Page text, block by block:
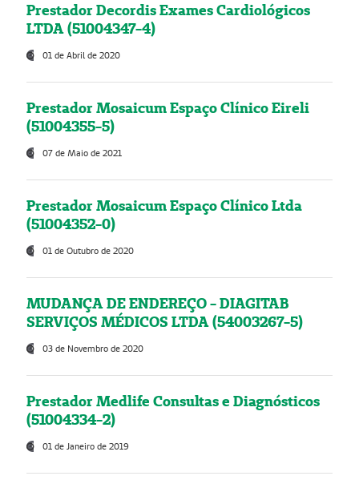
Prestador Decordis Exames Cardiológicos
LTDA (51004347-4)
01 de Abril de 2020
Prestador Mosaicum Espaço Clínico Eireli
(51004355-5)
07 de Maio de 2021
Prestador Mosaicum Espaço Clínico Ltda
(51004352-0)
01 de Outubro de 2020
MUDANÇA DE ENDEREÇO - DIAGITAB
SERVIÇOS MÉDICOS LTDA (54003267-5)
03 de Novembro de 2020
Prestador Medlife Consultas e Diagnósticos
(51004334-2)
01 de Janeiro de 2019